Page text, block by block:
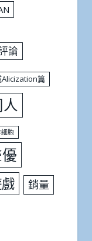
論
Alicization篇
人
胞
銷量